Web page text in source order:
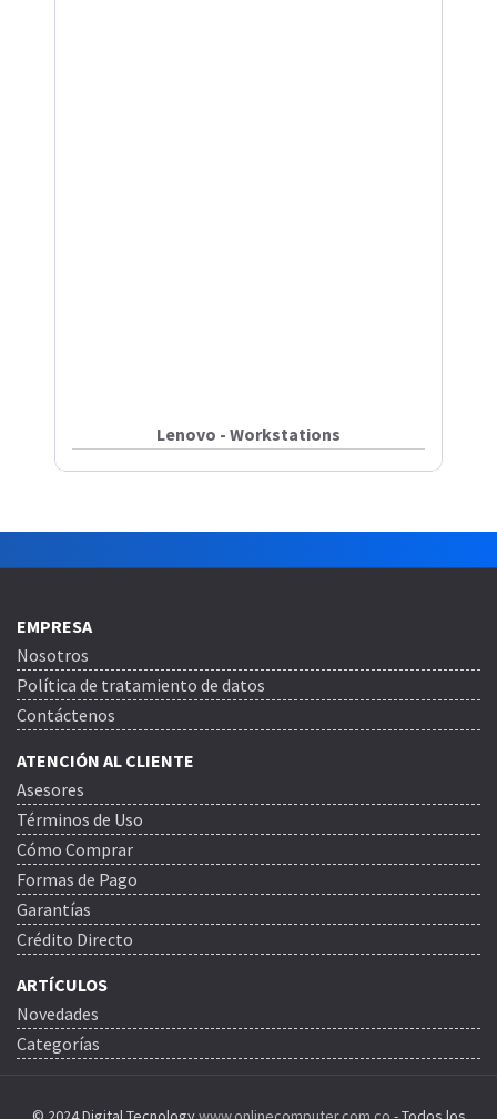
Lenovo - Workstations
EMPRESA
Nosotros
Política de tratamiento de datos
Contáctenos
ATENCIÓN AL CLIENTE
Asesores
Términos de Uso
Cómo Comprar
Formas de Pago
Garantías
Crédito Directo
ARTÍCULOS
Novedades
Categorías